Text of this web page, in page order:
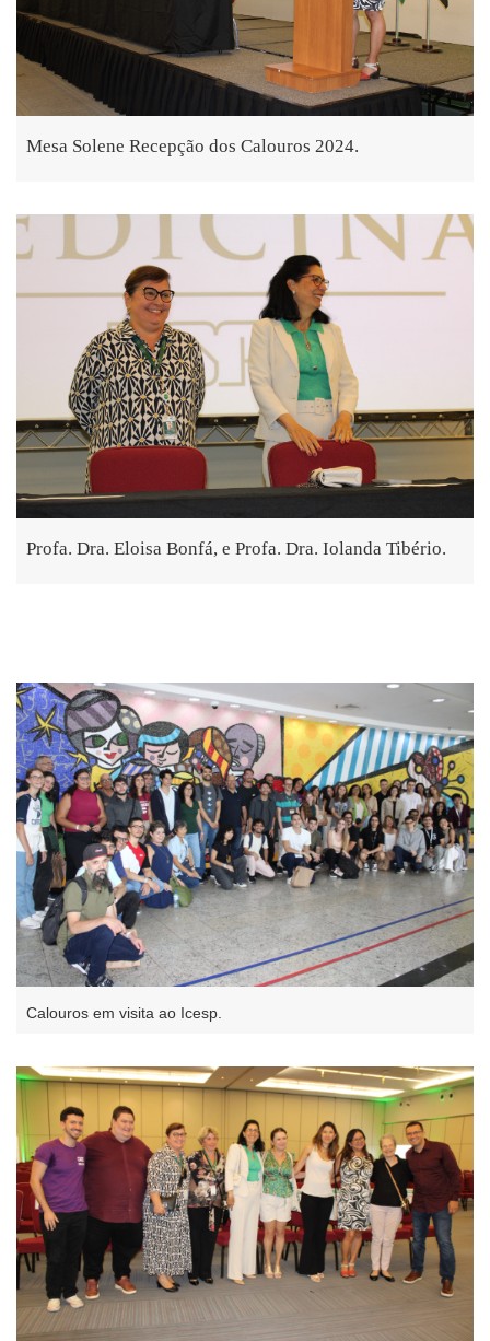
Mesa Solene Recepção dos Calouros 2024.
Profa. Dra. Eloisa Bonfá, e Profa. Dra. Iolanda Tibério.
Calouros em visita ao Icesp.